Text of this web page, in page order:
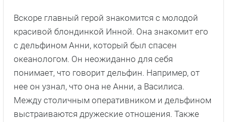
Вскоре главный герой знакомится с молодой
красивой блондинкой Инной. Она знакомит его
с дельфином Анни, который был спасен
океанологом. Он неожиданно для себя
понимает, что говорит дельфин. Например, от
нее он узнал, что она не Анни, а Василиса.
Между столичным оперативником и дельфином
выстраиваются дружеские отношения. Также